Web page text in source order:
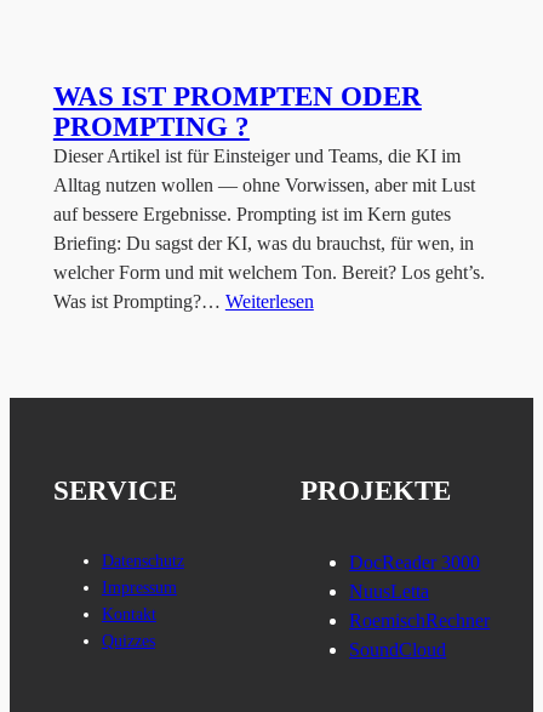
WAS IST PROMPTEN ODER
PROMPTING ?
Dieser Artikel ist für Einsteiger und Teams, die KI im
Alltag nutzen wollen — ohne Vorwissen, aber mit Lust
auf bessere Ergebnisse. Prompting ist im Kern gutes
Briefing: Du sagst der KI, was du brauchst, für wen, in
welcher Form und mit welchem Ton. Bereit? Los geht’s.
Was ist Prompting?… Weiterlesen
SERVICE
Datenschutz
Impressum
Kontakt
Quizzes
PROJEKTE
DocReader 3000
NuusLetta
RoemischRechner
SoundCloud